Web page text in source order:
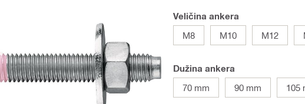
Veličina ankera
M8
M10 M12
Dužina ankera
70 mm
90 mm 105